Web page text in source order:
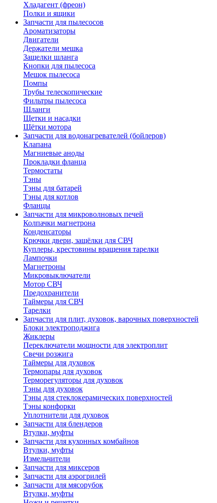
Хладагент (фреон)
Полки и ящики
Запчасти для пылесосов
Ароматизаторы
Двигатели
Держатели мешка
Защелки шланга
Кнопки для пылесоса
Мешок пылесоса
Помпы
Трубы телескопические
Фильтры пылесоса
Шланги
Щетки и насадки
Щётки мотора
Запчасти для водонагревателей (бойлеров)
Клапана
Магниевые аноды
Прокладки фланца
Термостаты
Тэны
Тэны для батарей
Тэны для котлов
Фланцы
Запчасти для микроволновых печей
Колпачки магнетрона
Конденсаторы
Крючки двери, защёлки для СВЧ
Куплеры, крестовины вращения тарелки
Лампочки
Магнетроны
Микровыключатели
Мотор СВЧ
Предохранители
Таймеры для СВЧ
Тарелки
Запчасти для плит, духовок, варочных поверхностей
Блоки электроподжига
Жиклеры
Переключатели мощности для электроплит
Свечи розжига
Таймеры для духовок
Термопары для духовок
Терморегуляторы для духовок
Тэны для духовок
Тэны для стеклокерамических поверхностей
Тэны конфорки
Уплотнители для духовок
Запчасти для блендеров
Втулки, муфты
Запчасти для кухонных комбайнов
Втулки, муфты
Измельчители
Запчасти для миксеров
Запчасти для аэрогрилей
Запчасти для мясорубок
Втулки, муфты